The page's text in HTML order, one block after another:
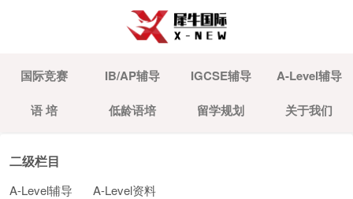
国际竞赛 IB/AP辅导 IGCSE辅导
A-Level辅导
语 培
低龄语培 留学规划 关于我们
二级栏目
A-Level辅导 A-Level资料